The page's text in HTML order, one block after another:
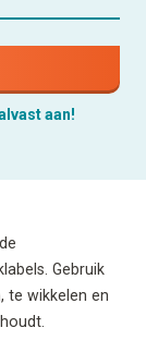
aan!
Gebruik
te wikkelen en